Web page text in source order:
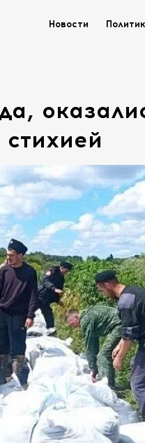
Новости